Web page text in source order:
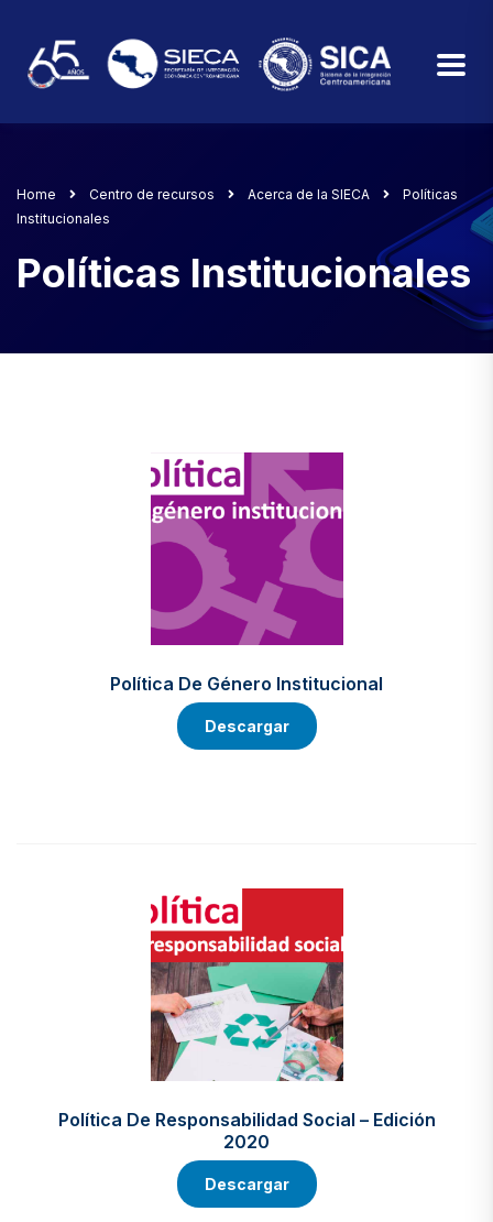
Home Centro de recursos Acerca de la SIECA
Políticas
Institucionales
Políticas Institucionales
Política De Género Institucional
Descargar
Política De Responsabilidad Social – Edición
2020
Descargar